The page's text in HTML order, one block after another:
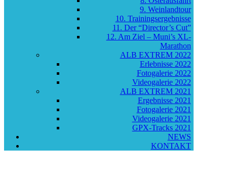
9. Weinlandtour
10. Trainingsergebnisse
11. Der “Director’s Cut”
12. Am Ziel – Muni’s XL-
Marathon
ALB EXTREM 2022
Erlebnisse 2022
Fotogalerie 2022
Videogalerie 2022
ALB EXTREM 2021
Ergebnisse 2021
Fotogalerie 2021
Videogalerie 2021
GPX-Tracks 2021
NEWS
KONTAKT